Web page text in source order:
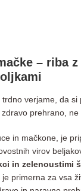
– riba
trdno verjame, da
prehrano, ne
in mačkone, je
virov
in zelenoustimi
primerna za vsa